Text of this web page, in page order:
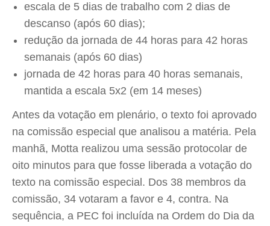
escala de 5 dias de trabalho com 2 dias de
descanso (após 60 dias);
redução da jornada de 44 horas para 42 horas
semanais (após 60 dias)
jornada de 42 horas para 40 horas semanais,
mantida a escala 5x2 (em 14 meses)
Antes da votação em plenário, o texto foi aprovado
na comissão especial que analisou a matéria. Pela
manhã, Motta realizou uma sessão protocolar de
oito minutos para que fosse liberada a votação do
texto na comissão especial. Dos 38 membros da
comissão, 34 votaram a favor e 4, contra. Na
sequência, a PEC foi incluída na Ordem do Dia da